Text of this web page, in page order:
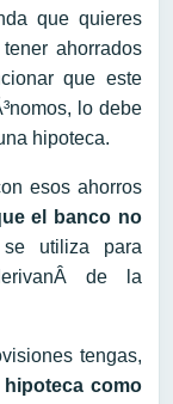
que quieres
ahorrados
que este
lo debe
hipoteca.
esos ahorros
el banco no
utiliza para
de la
tengas,
como